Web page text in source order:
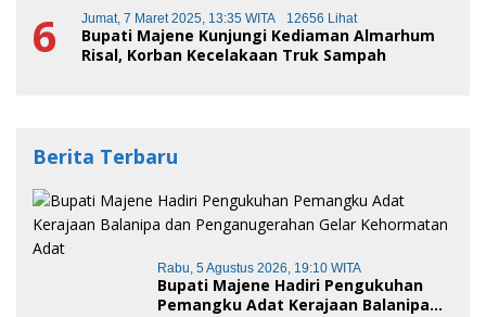
6 Jumat, 7 Maret 2025, 13:35 WITA 12656 Lihat
Bupati Majene Kunjungi Kediaman Almarhum
Risal, Korban Kecelakaan Truk Sampah
Berita Terbaru
Rabu, 5 Agustus 2026, 19:10 WITA
Bupati Majene Hadiri Pengukuhan
Pemangku Adat Kerajaan Balanipa